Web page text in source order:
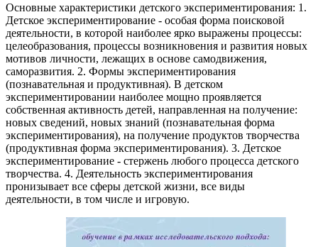
Основные характеристики детского экспериментирования: 1.
Детское экспериментирование - особая форма поисковой
деятельности, в которой наиболее ярко выражены процессы:
целеобразования, процессы возникновения и развития новых
мотивов личности, лежащих в основе самодвижения,
саморазвития. 2. Формы экспериментирования
(познавательная и продуктивная). В детском
экспериментировании наиболее мощно проявляется
собственная активность детей, направленная на получение:
новых сведений, новых знаний (познавательная форма
экспериментирования), на получение продуктов творчества
(продуктивная форма экспериментирования). 3. Детское
экспериментирование - стержень любого процесса детского
творчества. 4. Деятельность экспериментирования
пронизывает все сферы детской жизни, все виды
деятельности, в том числе и игровую.